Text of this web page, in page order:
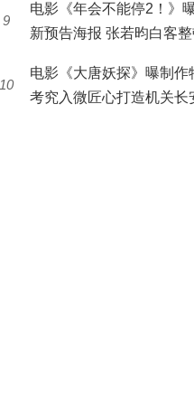
9
电影《年会不能停2！》
新预告海报 张若昀白客整
10
电影《大唐妖探》曝制作
考究入微匠心打造机关长